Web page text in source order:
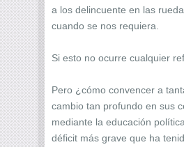
a los delincuente en las
cuando se nos requiera.
Si esto no ocurre cualquier
Pero ¿cómo convencer a
cambio tan profundo en sus
mediante la educación
déficit más grave que ha